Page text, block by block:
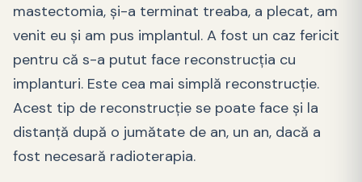
mastectomia, și-a terminat treaba, a plecat, am
venit eu și am pus implantul. A fost un caz fericit
pentru că s-a putut face reconstrucția cu
implanturi. Este cea mai simplă reconstrucție.
Acest tip de reconstrucție se poate face și la
distanță după o jumătate de an, un an, dacă a
fost necesară radioterapia.